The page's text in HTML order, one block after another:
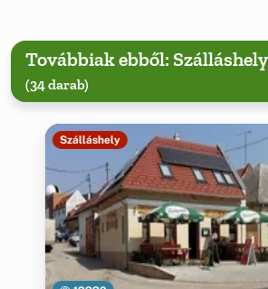
Továbbiak ebből: Szálláshely
(34 darab)
Szálláshely